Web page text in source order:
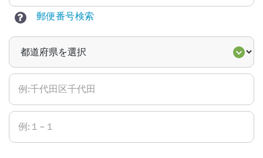
郵便番号検索